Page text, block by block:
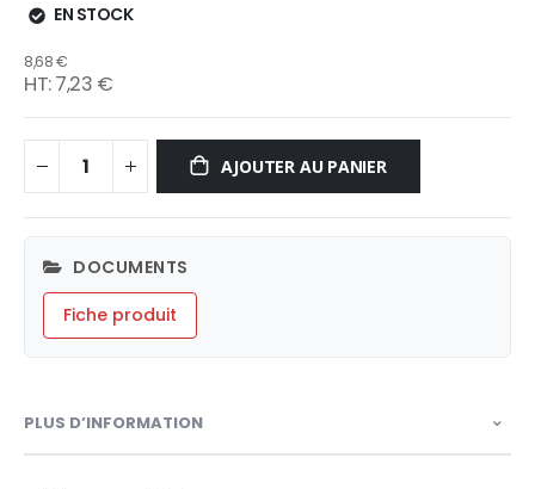
EN STOCK
8,68 €
7,23 €
AJOUTER AU PANIER
DOCUMENTS
Fiche produit
PLUS D’INFORMATION